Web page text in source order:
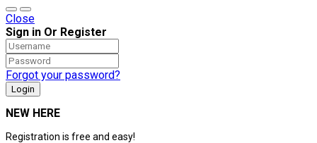
Close
Sign in Or Register
Forgot your password?
NEW HERE
Registration is free and easy!